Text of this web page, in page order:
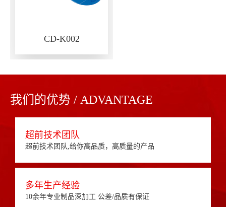
CD-K002
我们的优势 / ADVANTAGE
超前技术团队
超前技术团队,给你高品质，高质量的产品
多年生产经验
10余年专业制品深加工 公差/品质有保证